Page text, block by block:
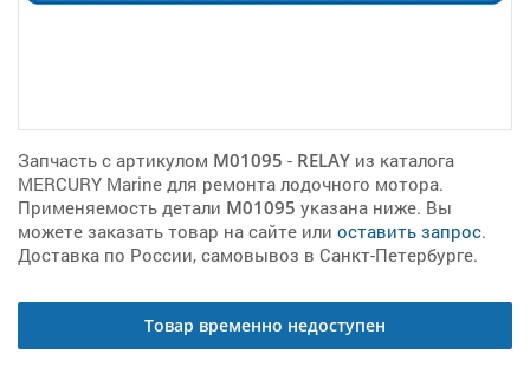
Запчасть с артикулом M01095 - RELAY из каталога
MERCURY Marine для ремонта лодочного мотора.
Применяемость детали M01095 указана ниже. Вы
можете заказать товар на сайте или оставить запрос.
Доставка по России, самовывоз в Санкт-Петербурге.
Товар временно недоступен